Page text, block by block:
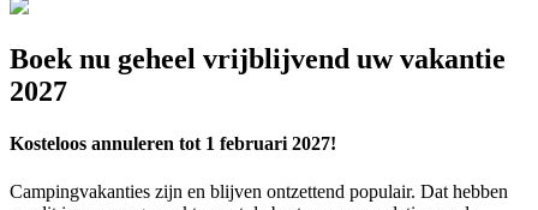
Boek nu geheel vrijblijvend uw vakantie
2027
Kosteloos annuleren tot 1 februari 2027!
Campingvakanties zijn en blijven ontzettend populair. Dat hebben